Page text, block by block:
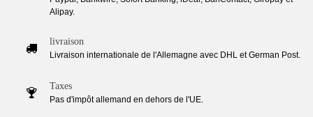
Alipay.
livraison
Livraison internationale de l'Allemagne avec DHL et German Post.
Taxes
Pas d'impôt allemand en dehors de l'UE.